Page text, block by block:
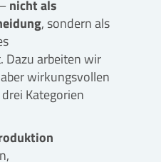
nicht als
, sondern als
Dazu arbeiten wir
wirkungsvollen
Kategorien